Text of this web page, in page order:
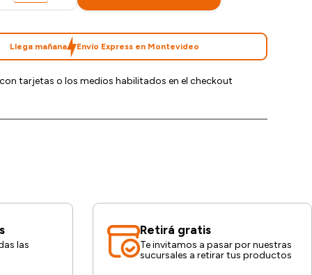
Llega mañana Envío Express en Montevideo
tarjetas o los medios habilitados en el checkout
las
Retirá gratis
Te invitamos a pasar por nuestras
sucursales a retirar tus productos